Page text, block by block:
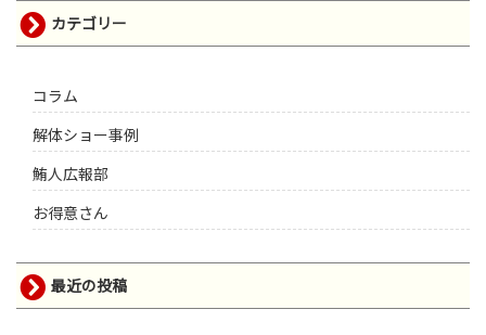
カテゴリー
コラム
解体ショー事例
鮪人広報部
お得意さん
最近の投稿